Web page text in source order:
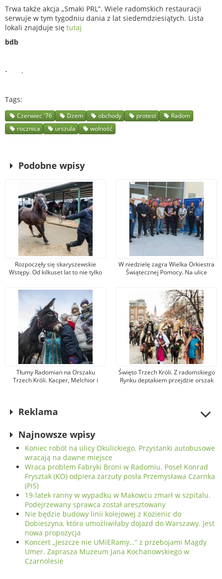
Trwa także akcja „Smaki PRL”. Wiele radomskich restauracji
serwuje w tym tygodniu dania z lat siedemdziesiątych. Lista
lokali znajduje się tutaj
bdb
- .
Tags
Czerwiec '76 Dzem obchody protest
Radom
rocznica
urszula wolność
Podobne wpisy
Rozpoczęły się skaryszewskie
Wstępy. Od kilkuset lat to nie tylko
W niedzielę zagra Wielka Orkiestra
Świątecznej Pomocy. Na ulice
wolontariuszy, śpiewać będzie
Sidney Polak
Tłumy Radomian na Orszaku
Trzech Króli. Kacper, Melchior i
Święto Trzech Króli. Z radomskiego
Rynku deptakiem przejdzie orszak
Reklama
Najnowsze wpisy
Koniec robót na ulicy Okulickiego. Przystanki autobusowe
wracają na dawne miejsce
Wraca problem Fabryki Broni w Radomiu. Poseł Konrad
Frysztak (KO) odpiera zarzuty posła Przemysława Czarnka
(PiS)
19-latek ranny w wypadku w Makowcu zmarł w szpitalu.
Podejrzewany sprawca został aresztowany
Nie będzie budowy linii kolejowej z Kozienic do
Dobieszyna, która umożliwiłaby dojazd do Warszawy. Jest
nowa propozycja
Koncert „Jeszcze nie UMiERamy…” z przebojami Magdy
Umer. Zaprasza Muzeum Jana Kochanowskiego w
Czarnolesie